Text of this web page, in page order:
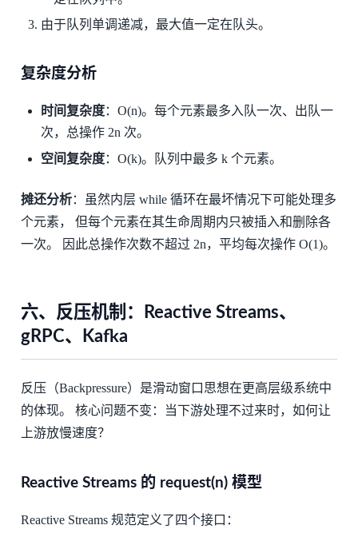
由于队列单调递减，最大值一定在队头。
复杂度分析
时间复杂度：O(n)。每个元素最多入队一次、出队一
次，总操作 2n 次。
空间复杂度：O(k)。队列中最多 k 个元素。
摊还分析：虽然内层 while 循环在最坏情况下可能处理多
个元素， 但每个元素在其生命周期内只被插入和删除各
一次。 因此总操作次数不超过 2n，平均每次操作 O(1)。
六、反压机制：Reactive Streams、
gRPC、Kafka
反压（Backpressure）是滑动窗口思想在更高层级系统中
的体现。 核心问题不变：当下游处理不过来时，如何让
上游放慢速度？
Reactive Streams 的 request(n) 模型
Reactive Streams 规范定义了四个接口：